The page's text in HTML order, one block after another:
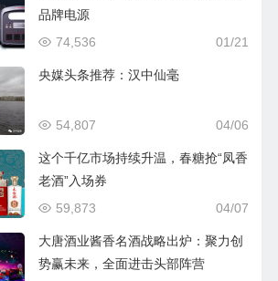
品牌电源
01/21
74,536
央媒头条推荐：汉中仙毫
04/06
54,807
这个千亿市场持续升温，春糖抢“凤香
老酒”入场券
04/07
59,873
大唐酒业酱香名酒战略出炉：聚力创
势赢未来，全面进击头部阵营